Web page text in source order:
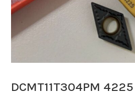
DCMT11T304PM 4225